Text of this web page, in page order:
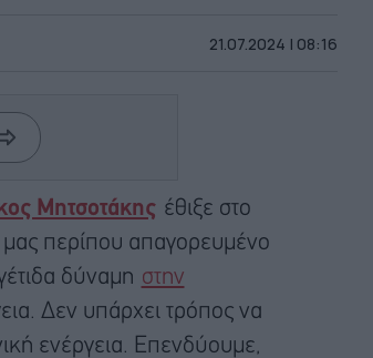
21.07.2024 | 08:16
Μητσοτάκης έθιξε στο
περίπου απαγορευμένο
δύναμη στην
Δεν υπάρχει τρόπος να
ενέργεια. Επενδύουμε,